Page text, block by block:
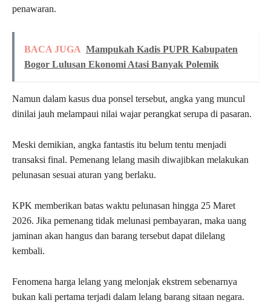
penawaran.
BACA JUGA Mampukah Kadis PUPR Kabupaten
Bogor Lulusan Ekonomi Atasi Banyak Polemik
Namun dalam kasus dua ponsel tersebut, angka yang muncul
dinilai jauh melampaui nilai wajar perangkat serupa di pasaran.
Meski demikian, angka fantastis itu belum tentu menjadi
transaksi final. Pemenang lelang masih diwajibkan melakukan
pelunasan sesuai aturan yang berlaku.
KPK memberikan batas waktu pelunasan hingga 25 Maret
2026. Jika pemenang tidak melunasi pembayaran, maka uang
jaminan akan hangus dan barang tersebut dapat dilelang
kembali.
Fenomena harga lelang yang melonjak ekstrem sebenarnya
bukan kali pertama terjadi dalam lelang barang sitaan negara.